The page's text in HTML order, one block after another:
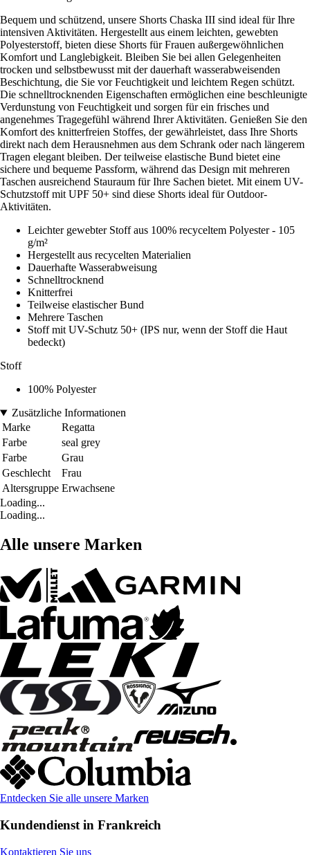
Bequem und schützend, unsere Shorts Chaska III sind ideal für Ihre
intensiven Aktivitäten. Hergestellt aus einem leichten, gewebten
Polyesterstoff, bieten diese Shorts für Frauen außergewöhnlichen
Komfort und Langlebigkeit. Bleiben Sie bei allen Gelegenheiten
trocken und selbstbewusst mit der dauerhaft wasserabweisenden
Beschichtung, die Sie vor Feuchtigkeit und leichtem Regen schützt.
Die schnelltrocknenden Eigenschaften ermöglichen eine beschleunigte
Verdunstung von Feuchtigkeit und sorgen für ein frisches und
angenehmes Tragegefühl während Ihrer Aktivitäten. Genießen Sie den
Komfort des knitterfreien Stoffes, der gewährleistet, dass Ihre Shorts
direkt nach dem Herausnehmen aus dem Schrank oder nach längerem
Tragen elegant bleiben. Der teilweise elastische Bund bietet eine
sichere und bequeme Passform, während das Design mit mehreren
Taschen ausreichend Stauraum für Ihre Sachen bietet. Mit einem UV-
Schutzstoff mit UPF 50+ sind diese Shorts ideal für Outdoor-
Aktivitäten.
Leichter gewebter Stoff aus 100% recyceltem Polyester - 105
g/m²
Hergestellt aus recycelten Materialien
Dauerhafte Wasserabweisung
Schnelltrocknend
Knitterfrei
Teilweise elastischer Bund
Mehrere Taschen
Stoff mit UV-Schutz 50+ (IPS nur, wenn der Stoff die Haut
bedeckt)
Stoff
100% Polyester
Zusätzliche Informationen
Marke
Regatta
Farbe
seal grey
Farbe
Grau
Geschlecht
Frau
Altersgruppe Erwachsene
Loading...
Loading...
Alle unsere Marken
Entdecken Sie alle unsere Marken
Kundendienst in Frankreich
Kontaktieren Sie uns